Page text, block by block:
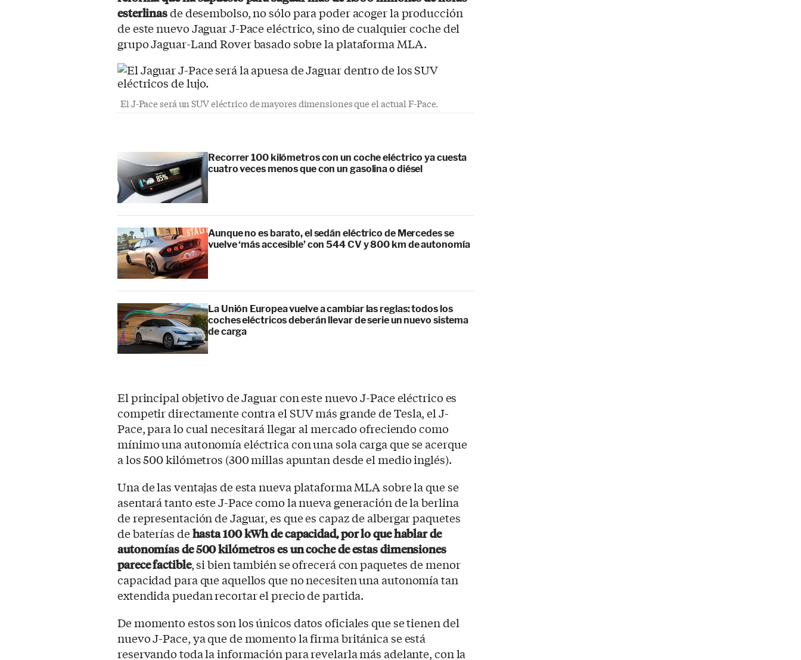
esterlinasde desembolso, no sólo para poder acoger la producción
de este nuevo Jaguar J-Pace eléctrico, sino de cualquier coche del
grupo Jaguar-Land Rover basado sobre la plataforma MLA.
El J-Pace será un SUV eléctrico de mayores dimensiones que el actual F-Pace.
Recorrer 100 kilómetros con un coche eléctrico ya cuesta
cuatro veces menos que con un gasolina o diésel
Aunque no es barato, el sedán eléctrico de Mercedes se
vuelve ‘más accesible’ con 544 CV y 800 km de autonomía
La Unión Europea vuelve a cambiar las reglas: todos los
coches eléctricos deberán llevar de serie un nuevo sistema
de carga
El principal objetivo de Jaguar con este nuevo J-Pace eléctrico es
competir directamente contra el SUV más grande de Tesla, el J-
Pace, para lo cual necesitará llegar al mercado ofreciendo como
mínimo una autonomía eléctrica con una sola carga que se acerque
a los 500 kilómetros (300 millas apuntan desde el medio inglés).
Una de las ventajas de esta nueva plataforma MLA sobre la que se
asentará tanto este J-Pace como la nueva generación de la berlina
de representación de Jaguar, es que es capaz de albergar paquetes
de baterías dehasta 100 kWh de capacidad, por lo que hablar de
autonomías de 500 kilómetros es un coche de estas dimensiones
parece factible, si bien también se ofrecerá con paquetes de menor
capacidad para que aquellos que no necesiten una autonomía tan
extendida puedan recortar el precio de partida.
De momento estos son los únicos datos oficiales que se tienen del
nuevo J-Pace, ya que de momento la firma británica se está
reservando toda la información para revelarla más adelante, con la